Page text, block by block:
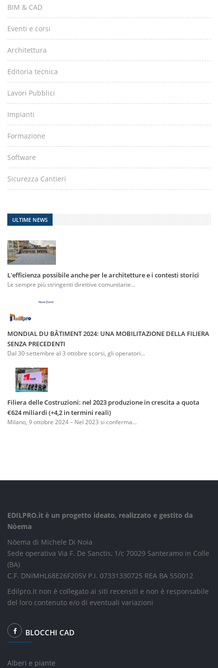
BIM & CAD
Eventi e corsi
Architettura
Editoria tecnica
Lavori Pubblici
Impianti
Formazione
Software
Sicurezza Cantieri
ULTIME NEWS
L'efficienza possibile anche per le architetture e i contesti storici
Le sempre più stringenti direttive comunitarie...
MONDIAL DU BÂTIMENT 2024: UNA MOBILITAZIONE DELLA FILIERA
SENZA PRECEDENTI
Dal 30 settembre al 3 ottobre scorsi, gli operatori...
Filiera delle Costruzioni: nel 2023 produzione in crescita a quota
€624 miliardi (+4,2 in termini reali)
Milano, 9 ottobre 2024 – Nel 2023 si conferma...
EDILPRO.it è un progetto ideato, realizzato e gestito da
Nòema
Nòema di Michele Di Noia
Sede operativa Via F. De Sanctis, 1/c 70029 Santeramo in Colle
(BA)
C.F. DNIMHL68E26F205V P.I. 07331330725 REA BA 550012
Edilpro.it non è collegato ai siti recensiti e non è responsabile
del loro contenuto e/o di eventuali variazioni
BLOCCHI CAD
Alberi e piante